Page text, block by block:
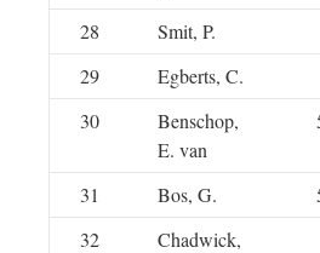
28 Smit, P.
29
Egberts, C.
30
Benschop,
E. van
31 Bos, G.
32
Chadwick,